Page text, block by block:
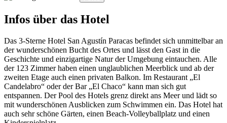
Infos über das Hotel
Das 3-Sterne Hotel San Agustín Paracas befindet sich unmittelbar an
der wunderschönen Bucht des Ortes und lässt den Gast in die
Geschichte und einzigartige Natur der Umgebung eintauchen. Alle
der 123 Zimmer haben einen unglaublichen Meerblick und ab der
zweiten Etage auch einen privaten Balkon. Im Restaurant „El
Candelabro“ oder der Bar „El Chaco“ kann man sich gut
entspannen. Der Pool des Hotels grenz direkt ans Meer und lädt so
mit wunderschönen Ausblicken zum Schwimmen ein. Das Hotel hat
auch sehr schöne Gärten, einen Beach-Volleyballplatz und einen